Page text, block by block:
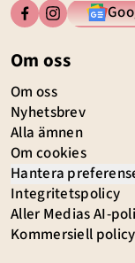
Om oss
Om oss
Nyhetsbrev
Alla ämnen
Om cookies
Hantera
Integritetspolicy
Aller Medias AI-
Kommersiell policy